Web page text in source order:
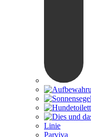
Linie
Parviva